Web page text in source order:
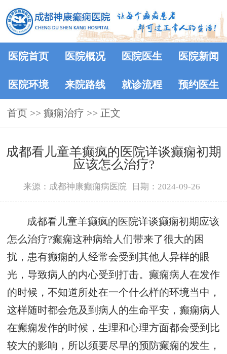
医院首页 医院概况 医院医生 医院新闻
医院环境 来院路线 就诊流程 预约医生
首页 >> 癫痫治疗 >> 正文
成都看儿童羊癫疯的医院详谈癫痫初期
应该怎么治疗?
来源：成都神康癫痫病医院 日期：2024-09-26
成都看儿童羊癫疯的医院详谈癫痫初期应该
怎么治疗?癫痫这种病给人们带来了很大的困
扰，患有癫痫的人经常会受到其他人异样的眼
光，导致病人的内心受到打击。癫痫病人在发作
的时候，不知道所处在一个什么样的环境当中，
这样随时都会危及到病人的生命平安，癫痫病人
在癫痫发作的时候，生理和心理方面都会受到比
较大的影响，所以须要尽早的预防癫痫的发生，